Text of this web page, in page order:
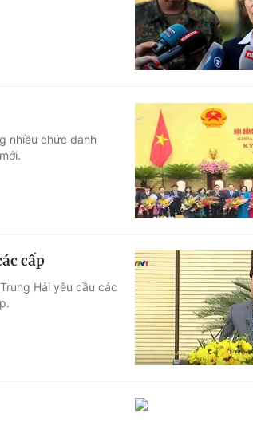
nhiều chức danh
cấp
Hải yêu cầu các